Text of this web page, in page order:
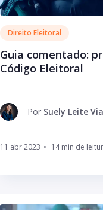
Direito Eleitoral
Guia comentado:
Código Eleitoral
Por Suely Leite
11 abr 2023 •